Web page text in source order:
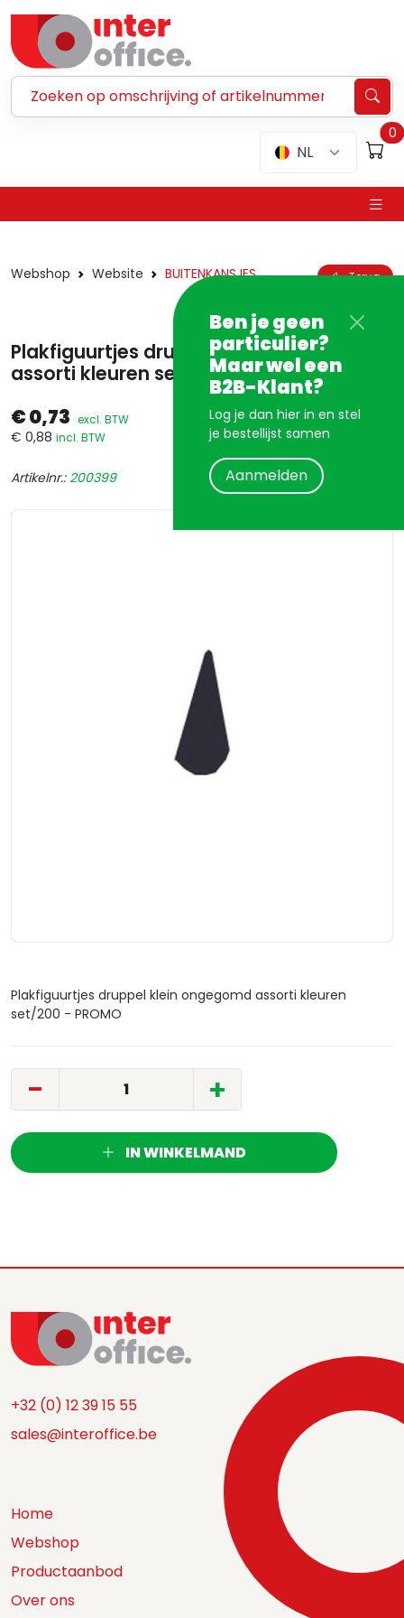
NL
0
Ben je geen
particulier?
Maar wel een
B2B-Klant?
Log je dan hier in en stel
je bestellijst samen
Aanmelden
Webshop Website BUITENKANSJES Terug
Plakfiguurtjes druppel klein ongegomd
assorti kleuren set/200 - PROMO
€ 0,73 excl. BTW
€ 0,88 incl. BTW
Artikelnr.:200399
Plakfiguurtjes druppel klein ongegomd assorti kleuren
set/200 - PROMO
- +
IN WINKELMAND
+32 (0) 12 39 15 55
sales@interoffice.be
Home
Webshop
Productaanbod
Over ons